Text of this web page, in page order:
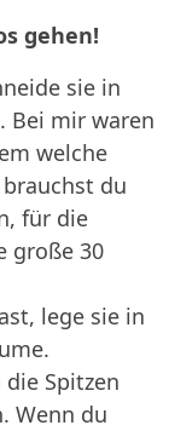
gehen!
sie in
Bei mir waren
welche
du
für die
große 30
lege sie in
Spitzen
Wenn du